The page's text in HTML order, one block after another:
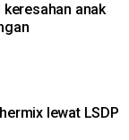
anak
lewat LSDP